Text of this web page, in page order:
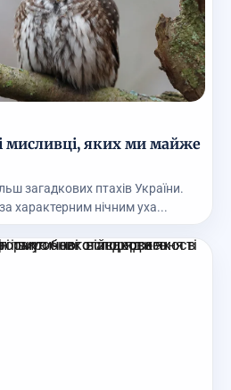
мисливці, яких ми майже
загадкових птахів України.
характерним нічним уха...